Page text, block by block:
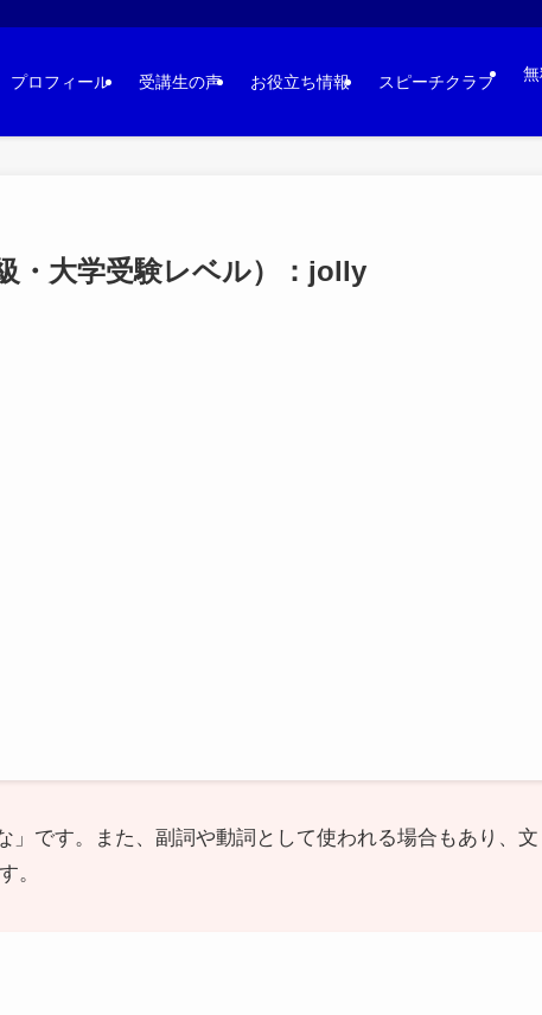
プロフィール 受講生の声 お役立ち情報 スピーチクラブ
・大学受験レベル）：jolly
です。また、副詞や動詞として使われる場合もあり、文
。